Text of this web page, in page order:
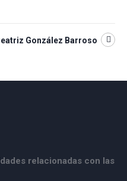
González Barroso
relacionadas con las